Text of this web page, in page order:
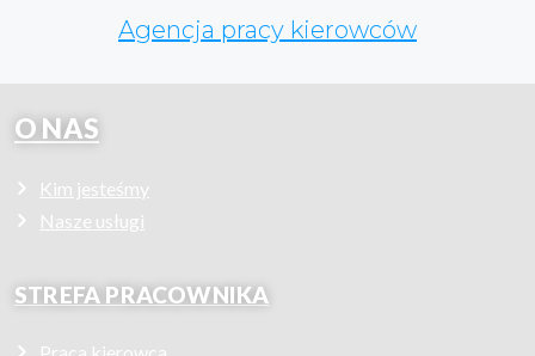
Agencja pracy kierowców
O NAS
Kim jesteśmy
Nasze usługi
STREFA PRACOWNIKA
Praca kierowca